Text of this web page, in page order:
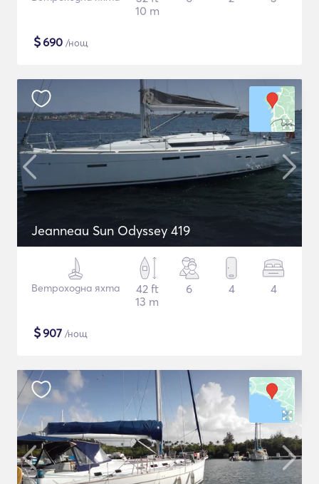
10 m
$690 /нощ
Jeanneau Sun Odyssey 419
Ветроходна яхта
42 ft
13 m
6 4 4
$907 /нощ